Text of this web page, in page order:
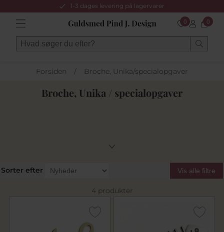
1-3 dages levering på lagervarer
0 0
Forsiden / Broche, Unika/specialopgaver
Broche, Unika / specialopgaver
Sorter efter Vis alle filtre
4 produkter